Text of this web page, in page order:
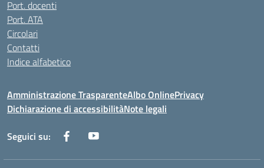
Port. docenti
Port. ATA
Circolari
Contatti
Indice alfabetico
Amministrazione TrasparenteAlbo OnlinePrivacy
Dichiarazione di accessibilitàNote legali
Seguici su: